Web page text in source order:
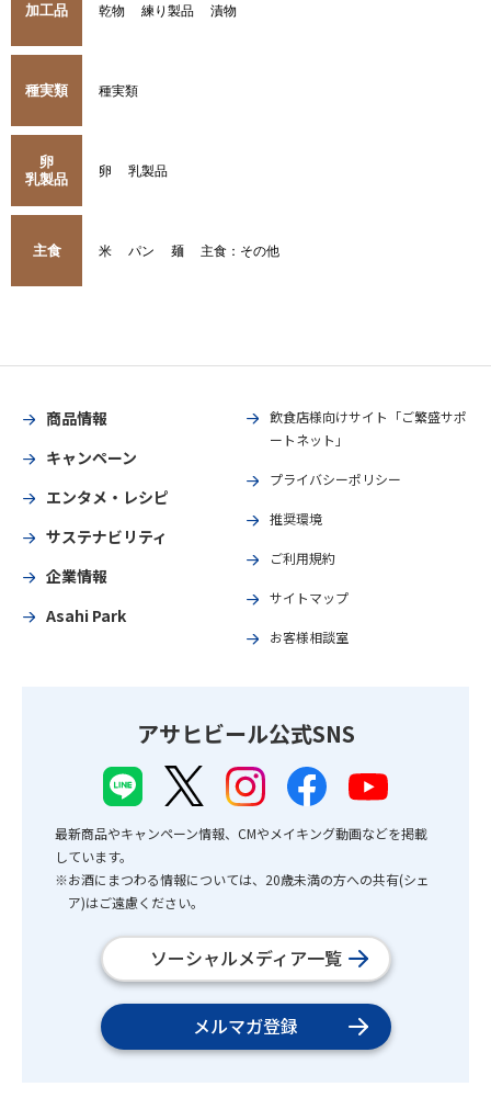
加工品 乾物 練り製品 漬物
種実類 種実類
卵
乳製品
卵 乳製品
主食 米 パン 麺 主食：その他
商品情報
キャンペーン
エンタメ・レシピ
サステナビリティ
企業情報
Asahi Park
飲食店様向けサイト「ご繁盛サポ
ートネット」
プライバシーポリシー
推奨環境
ご利用規約
サイトマップ
お客様相談室
アサヒビール公式SNS
最新商品やキャンペーン情報、CMやメイキング動画などを掲載
しています。
※お酒にまつわる情報については、20歳未満の方への共有(シェ
ア)はご遠慮ください。
ソーシャルメディア一覧
メルマガ登録